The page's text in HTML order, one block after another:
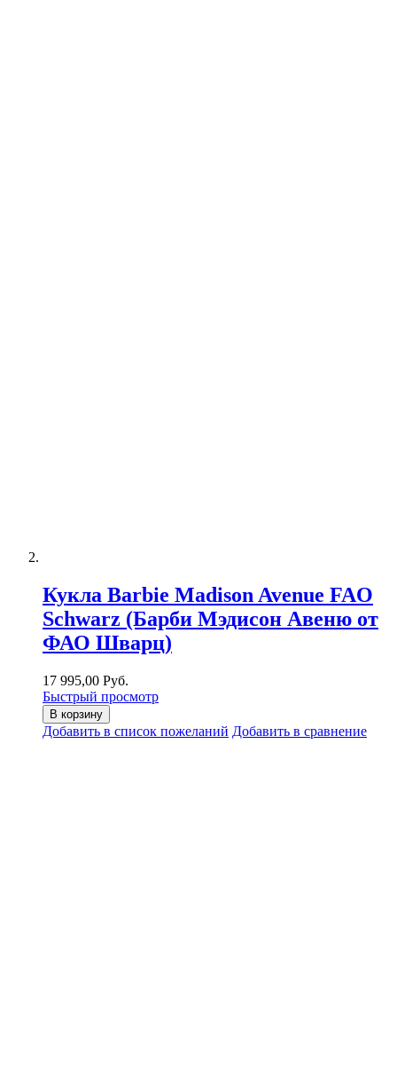
Кукла Barbie Madison Avenue FAO
Schwarz (Барби Мэдисон Авеню от
ФАО Шварц)
17 995,00 Руб.
Быстрый просмотр
В корзину
Добавить в список пожеланий Добавить в сравнение